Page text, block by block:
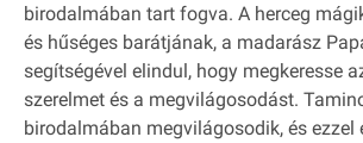
birodalmában tart fogva. A herceg
és hűséges barátjának, a madarász
segítségével elindul, hogy megkeresse
szerelmet és a megvilágosodást.
birodalmában megvilágosodik, és ezzel